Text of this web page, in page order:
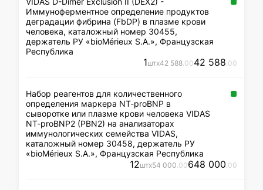
Иммуноферментное определение продуктов
деградации фибрина (FbDP) в плазме крови
человека, каталожный номер 30455,
держатель РУ «bioMérieux S.A.», Французская
Республика
1штx42 588.0042 588.00
Набор реагентов для количественного
определения маркера NT-proBNP в
сыворотке или плазме крови человека VIDAS
NT-proBNP2 (PBN2) на анализаторах
иммунологических семейства VIDAS,
каталожный номер 30458, держатель РУ
«bioMérieux S.A.», Французская Республика
12штx54 000.00648 000.00